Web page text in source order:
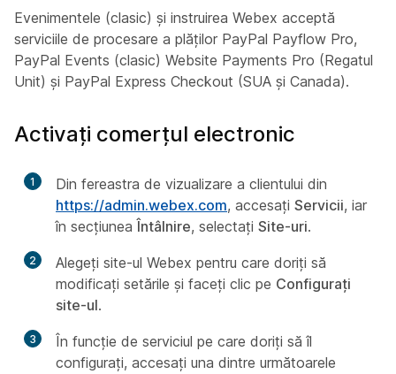
Evenimentele (clasic) și instruirea Webex acceptă
serviciile de procesare a plăților PayPal Payflow Pro,
PayPal Events (clasic) Website Payments Pro (Regatul
Unit) și PayPal Express Checkout (SUA și Canada).
Activați comerțul electronic
1
Din fereastra de vizualizare a clientului din
https://admin.webex.com, accesați Servicii, iar
în secțiunea Întâlnire, selectați Site-uri.
2
Alegeți site-ul Webex pentru care doriți să
modificați setările și faceți clic pe Configurați
site-ul.
3
În funcție de serviciul pe care doriți să îl
configurați, accesați una dintre următoarele